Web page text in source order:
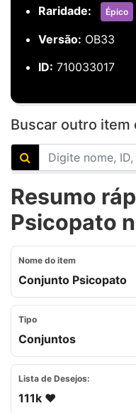
Raridade:
Épico
Versão: OB33
ID: 710033017
Buscar outro item
Resumo
Psicopato
Nome do item
Conjunto Psicopato
Tipo
Conjuntos
Lista de Desejos:
111k ❤️